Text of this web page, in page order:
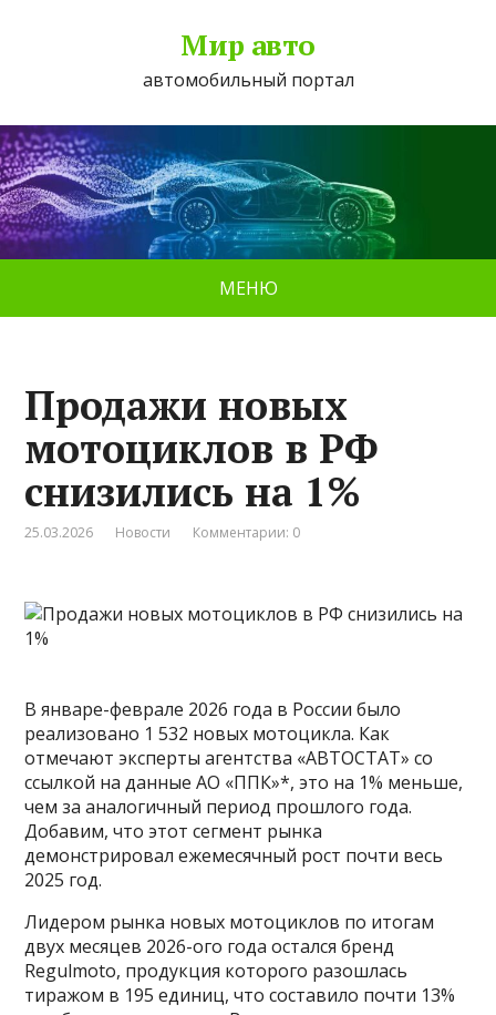
Мир авто
автомобильный портал
МЕНЮ
Продажи новых
мотоциклов в РФ
снизились на 1%
25.03.2026 Новости Комментарии: 0
В январе-феврале 2026 года в России было
реализовано 1 532 новых мотоцикла. Как
отмечают эксперты агентства «АВТОСТАТ» со
ссылкой на данные АО «ППК»*, это на 1% меньше,
чем за аналогичный период прошлого года.
Добавим, что этот сегмент рынка
демонстрировал ежемесячный рост почти весь
2025 год.
Лидером рынка новых мотоциклов по итогам
двух месяцев 2026-ого года остался бренд
Regulmoto, продукция которого разошлась
тиражом в 195 единиц, что составило почти 13%